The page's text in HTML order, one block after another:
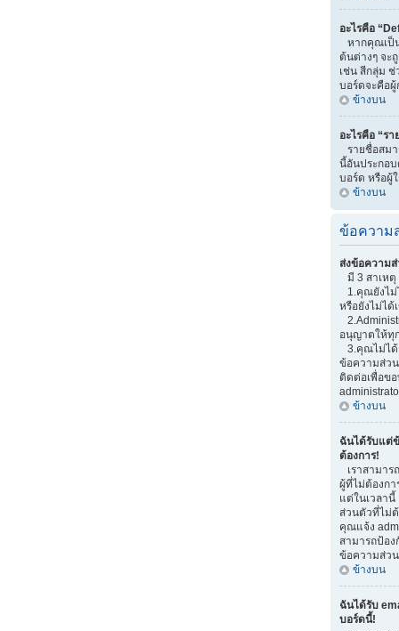
อะไรคือ
หากคุณเป็
ต้นต่างๆ จะ
เช่น สีกลุ่ม
บอร์ดจะคือ
ข้างบน
อะไรคือ “ร
รายชื่อสม
นี้อันประกอ
บอร์ด หรือผู้
ข้างบน
ข้อความ
ส่งข้อความ
มี 3 สาเหตุ
1.คุณยังไม่
หรือยังไม่ได้
อนุญาตให้ทุ
3.คุณไม่ไ
ข้อความส่ว
ติดต่อเพื่อข
ข้างบน
ฉันได้รับแต่
ต้องการ!
เราสามาร
ผู้ที่ไม่ต้องก
แต่ในเวลา
ส่วนตัวที่ไม่
คุณแจ้ง
สามารถป้อ
ข้อความส่ว
ข้างบน
ฉันได้รับ
บอร์ดนี้!